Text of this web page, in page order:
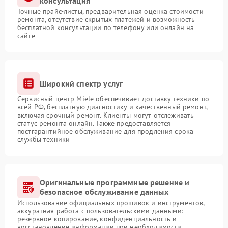
Точные прайс-листы, предварительная оценка стоимости
ремонта, отсутствие скрытых платежей и возможность
бесплатной консультации по телефону или онлайн на
сайте
Широкий спектр услуг
Сервисный центр Miele обеспечивает доставку техники по
всей РФ, бесплатную диагностику и качественный ремонт,
включая срочный ремонт. Клиенты могут отслеживать
статус ремонта онлайн. Также предоставляется
постгарантийное обслуживание для продления срока
службы техники
Оригинальные программные решение и
безопасное обслуживание данных
Использование официальных прошивок и инструментов,
аккуратная работа с пользовательскими данными:
резервное копирование, конфиденциальность и